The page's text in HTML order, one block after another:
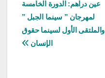
عين دراهم: الدورة الخامسة
لمهرجان ” سينما الجبل ”
والملتقى الأول لسينما حقوق
الإنسان